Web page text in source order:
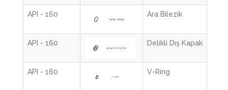
API - 160 Ara Bilezik
API - 160 Delikli Dış Kapak
API - 160 V-Ring